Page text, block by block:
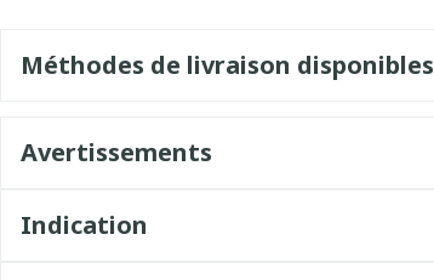
Méthodes de livraison disponibles
Avertissements
Indication